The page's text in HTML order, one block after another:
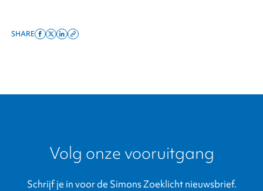
SHARE
ShareShareShareCopy
Volg onze vooruitgang
Schrijf je in voor de Simons Zoeklicht nieuwsbrief.